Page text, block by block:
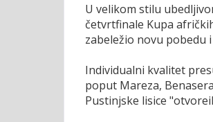
U velikom stilu
četvrtfinale Kupa
zabeležio novu pobedu
Individualni kvalitet
poput Mareza,
Pustinjske lisice